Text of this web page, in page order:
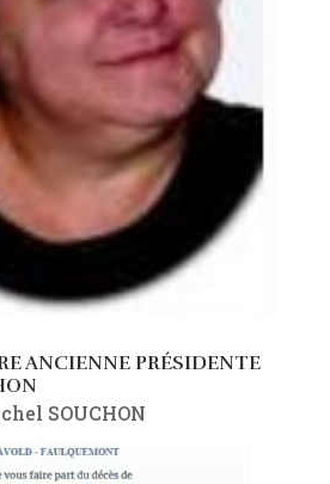
ANCIENNE PRÉSIDENTE
SOUCHON